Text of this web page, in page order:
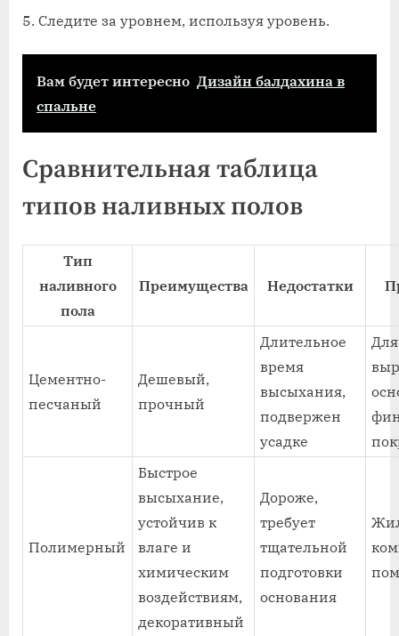
Следите за уровнем, используя уровень.
Вам будет интересно Дизайн балдахина в
спальне
Сравнительная таблица
типов наливных полов
Тип
наливного
пола
Преимущества Недостатки
Цементно-
песчаный
Дешевый,
прочный
Длительное
время
высыхания,
подвержен
усадке
Для
Полимерный
Быстрое
высыхание,
устойчив к
влаге и
химическим
воздействиям,
декоративный
Дороже,
требует
тщательной
подготовки
основания